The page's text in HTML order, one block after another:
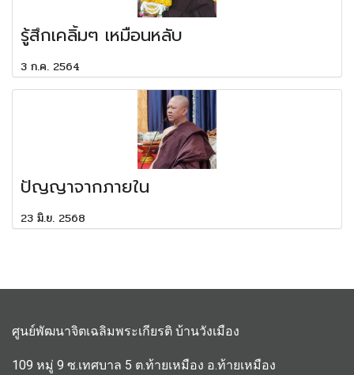
รู้สึกเคลิ้มๆ เหมือนหลับ
3 ก.ค. 2564
ปัญญาจากภายใน
23 มิ.ย. 2568
ศูนย์พัฒนาจิตเฉลิมพระเกียรติ บ้านวังเมือง
109 หมู่ 9 ซ.เทศบาล 5 ต.ท้ายเหมือง อ.ท้ายเหมือง